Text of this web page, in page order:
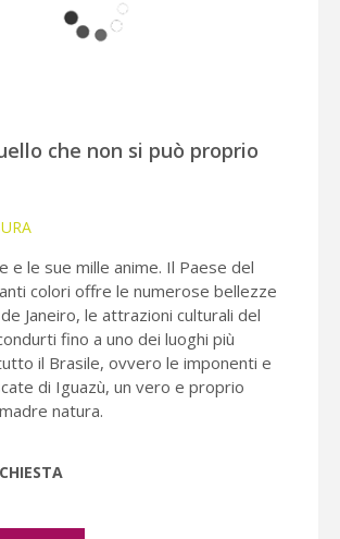
che non si può proprio
e le sue mille anime. Il Paese del
colori offre le numerose bellezze
Janeiro, le attrazioni culturali del
fino a uno dei luoghi più
il Brasile, ovvero le imponenti e
di Iguazù, un vero e proprio
natura.